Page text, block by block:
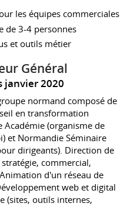
les équipes commerciales
de 3-4 personnes
et outils métier
Général
janvier 2020
normand composé de
en transformation
(organisme de
et Normandie Séminaire
dirigeants). Direction de
commercial,
d'un réseau de
web et digital
(sites, outils internes,